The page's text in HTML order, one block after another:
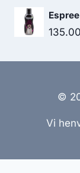
135.00
©
Vi